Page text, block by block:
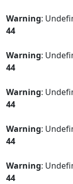
Warning:
44
Warning:
44
Warning:
44
Warning:
44
Warning:
44